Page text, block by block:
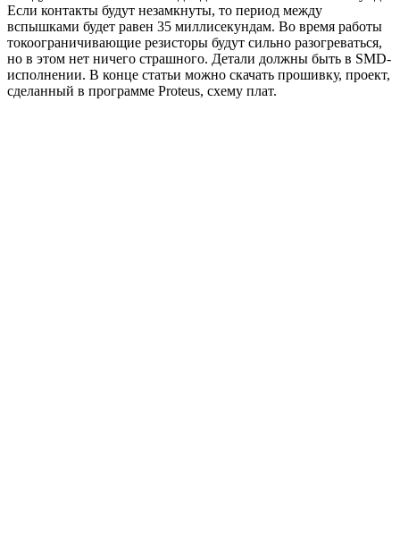
Если контакты будут незамкнуты, то период между
вспышками будет равен 35 миллисекундам. Во время работы
токоограничивающие резисторы будут сильно разогреваться,
но в этом нет ничего страшного. Детали должны быть в SMD-
исполнении. В конце статьи можно скачать прошивку, проект,
сделанный в программе Proteus, схему плат.